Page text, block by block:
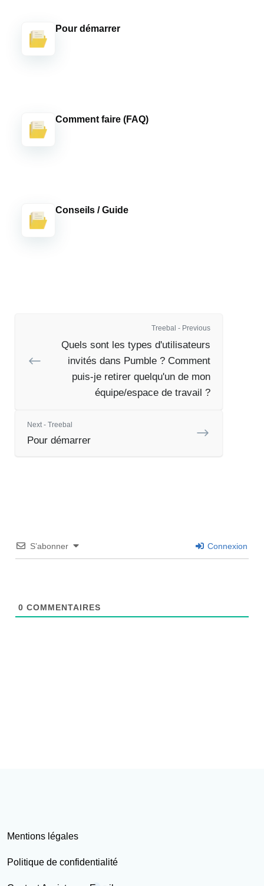
Pour démarrer
Comment faire (FAQ)
Conseils / Guide
Treebal - Previous
Quels sont les types d'utilisateurs
invités dans Pumble ? Comment
puis-je retirer quelqu'un de mon
équipe/espace de travail ?
Next - Treebal
Pour démarrer
S’abonner Connexion
0 COMMENTAIRES
Mentions légales
Politique de confidentialité